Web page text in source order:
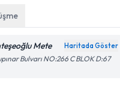
Mete Haritada Göster
Bulvarı NO:266 C BLOK D:67